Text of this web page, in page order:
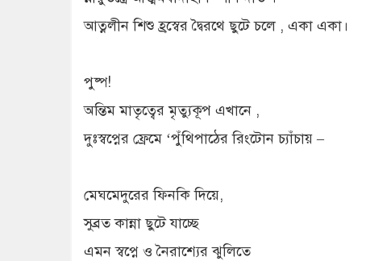
আত্নলীন শিশু হ্রস্বের দ্বৈরথে ছুটে চলে , একা একা।
পুষ্প!
অন্তিম মাতৃত্বের মৃত্যুকূপ এখানে ,
দুঃস্বপ্নের ফ্রেমে ‘পুঁথিপাঠের রিংটোন চ্যাঁচায় –
মেঘমেদুরের ফিনকি দিয়ে,
সুব্রত কান্না ছুটে যাচ্ছে
এমন স্বপ্নে ও নৈরাশ্যের ঝুলিতে